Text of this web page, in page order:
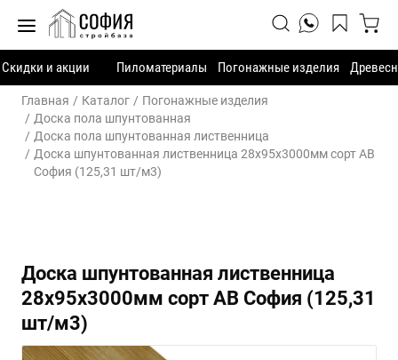
Скидки и акции Пиломатериалы Погонажные изделия
Главная Каталог
Погонажные изделия
Доска пола шпунтованная
Доска пола шпунтованная лиственница
Доска шпунтованная лиственница 28х95х3000мм сорт АВ
София (125,31 шт/м3)
Доска шпунтованная лиственница
28х95х3000мм сорт АВ София (125,31
шт/м3)